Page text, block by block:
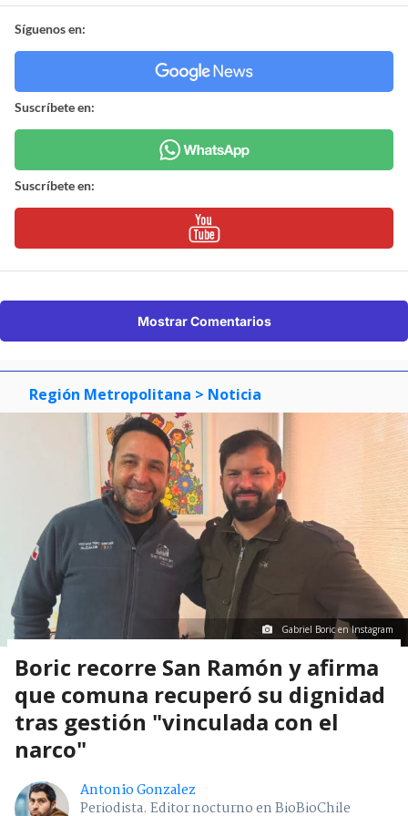
Síguenos en:
Suscríbete en:
Suscríbete en:
Mostrar Comentarios
Región Metropolitana > Noticia
Gabriel Boric en Instagram
Boric recorre San Ramón y afirma
que comuna recuperó su dignidad
tras gestión "vinculada con el
narco"
Antonio Gonzalez
Periodista. Editor nocturno en BioBioChile